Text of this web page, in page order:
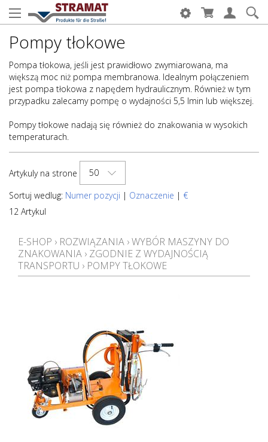
Pompy tłokowe
Pompa tłokowa, jeśli jest prawidłowo zwymiarowana, ma
większą moc niż pompa membranowa. Idealnym połączeniem
jest pompa tłokowa z napędem hydraulicznym. Również w tym
przypadku zalecamy pompę o wydajności 5,5 lmin lub większej.
Pompy tłokowe nadają się również do znakowania w wysokich
temperaturach.
Artykuly na strone
50
Sortuj wedlug: Numer pozycji | Oznaczenie | €
12 Artykul
E-SHOP › ROZWIĄZANIA ›WYBÓR MASZYNY DO
ZNAKOWANIA › ZGODNIE Z WYDAJNOŚCIĄ
TRANSPORTU › POMPY TŁOKOWE